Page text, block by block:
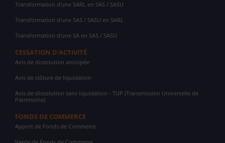
Transformation d'une SARL en SAS / SASU
Transformation d'une SAS / SASU en SARL
Transformation d'une SA en SAS / SASU
CESSATION D'ACTIVITÉ
Avis de dissolution anticipée
Avis de clôture de liquidation
Avis de dissolution sans liquidation - TUP (Transmission Universelle de
Patrimoine)
FONDS DE COMMERCE
Apport de Fonds de Commerce